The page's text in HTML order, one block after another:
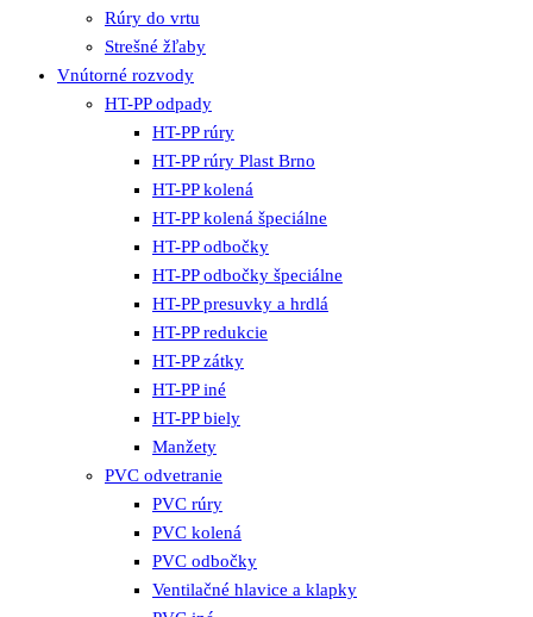
Rúry do vrtu
Strešné žľaby
Vnútorné rozvody
HT-PP odpady
HT-PP rúry
HT-PP rúry Plast Brno
HT-PP kolená
HT-PP kolená špeciálne
HT-PP odbočky
HT-PP odbočky špeciálne
HT-PP presuvky a hrdlá
HT-PP redukcie
HT-PP zátky
HT-PP iné
HT-PP biely
Manžety
PVC odvetranie
PVC rúry
PVC kolená
PVC odbočky
Ventilačné hlavice a klapky